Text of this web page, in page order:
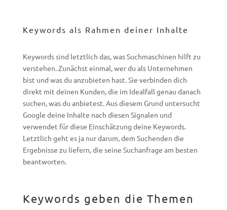
Keywords als Rahmen deiner Inhalte
Keywords sind letztlich das, was Suchmaschinen hilft zu
verstehen. Zunächst einmal, wer du als Unternehmen
bist und was du anzubieten hast. Sie verbinden dich
direkt mit deinen Kunden, die im Idealfall genau danach
suchen, was du anbietest. Aus diesem Grund untersucht
Google deine Inhalte nach diesen Signalen und
verwendet für diese Einschätzung deine Keywords.
Letztlich geht es ja nur darum, dem Suchenden die
Ergebnisse zu liefern, die seine Suchanfrage am besten
beantworten.
Keywords geben die Themen